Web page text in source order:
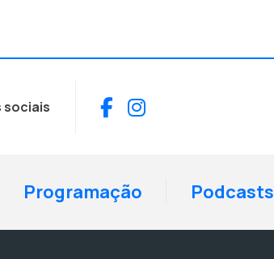
sociais Facebook
Instagram
Programação Podcasts